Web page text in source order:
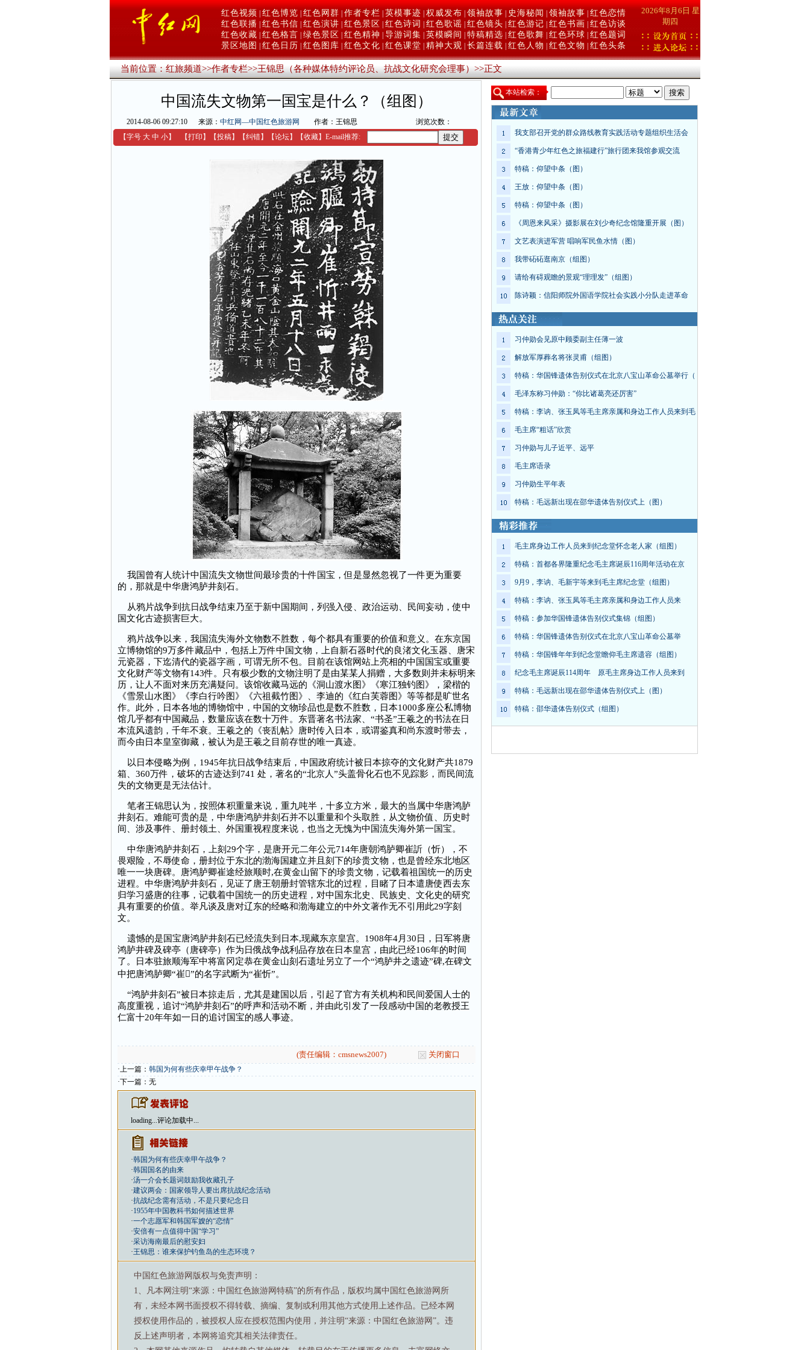
红色视频 红色博览 红色网群 作者专栏 英模事迹 权威发布 领袖故事 史海秘闻 领袖故事 红色恋情
红色联播 红色书信 红色演讲 红色景区 红色诗词 红色歌谣 红色镜头 红色游记 红色书画
红色访谈
红色收藏 红色格言 绿色景区 红色精神 导游词集 英模瞬间 特稿精选 红色歌舞 红色环球 红色题词
景区地图
红色日历 红色图库 红色文化 红色课堂 精神大观 长篇连载 红色人物 红色文物 红色头条
2026年8月6日 星
期四
当前位置：红旅频道>>作者专栏>>王锦思（各种媒体特约评论员、抗战文化研究会理事）>>正文
中国流失文物第一国宝是什么？（组图）
2014-08-06 09:27:10 来源： 中红网—中国红色旅游网 作者：王锦思
浏览次数：
【字号 大 中 小】 【打印 】 【投稿】 【纠错】 【论坛】 【收藏】 E-mail推荐:
我国曾有人统计中国流失文物世间最珍贵的十件国宝，但是显然忽视了一件更为重要
的，那就是中华唐鸿胪井刻石。
从鸦片战争到抗日战争结束乃至于新中国期间，列强入侵、政治运动、民间妄动，使中
国文化古迹损害巨大。
鸦片战争以来，我国流失海外文物数不胜数，每个都具有重要的价值和意义。在东京国
立博物馆的9万多件藏品中，包括上万件中国文物，上自新石器时代的良渚文化玉器、唐宋
元瓷器，下迄清代的瓷器字画，可谓无所不包。目前在该馆网站上亮相的中国国宝或重要
文化财产等文物有143件。只有极少数的文物注明了是由某某人捐赠，大多数则并未标明来
历，让人不面对来历充满疑问。该馆收藏马远的《洞山渡水图》《寒江独钓图》，梁楷的
《雪景山水图》《李白行吟图》《六祖截竹图》、李迪的《红白芙蓉图》等等都是旷世名
作。此外，日本各地的博物馆中，中国的文物珍品也是数不胜数，日本1000多座公私博物
馆几乎都有中国藏品，数量应该在数十万件。东晋著名书法家、“书圣”王羲之的书法在日
本流风遗韵，千年不衰。王羲之的《丧乱帖》唐时传入日本，或谓鉴真和尚东渡时带去，
而今由日本皇室御藏，被认为是王羲之目前存世的唯一真迹。
以日本侵略为例，1945年抗日战争结束后，中国政府统计被日本掠夺的文化财产共1879
箱、360万件，破坏的古迹达到741 处，著名的“北京人”头盖骨化石也不见踪影，而民间流
失的文物更是无法估计。
笔者王锦思认为，按照体积重量来说，重九吨半，十多立方米，最大的当属中华唐鸿胪
井刻石。难能可贵的是，中华唐鸿胪井刻石并不以重量和个头取胜，从文物价值、历史时
间、涉及事件、册封领土、外国重视程度来说，也当之无愧为中国流失海外第一国宝。
中华唐鸿胪井刻石，上刻29个字，是唐开元二年公元714年唐朝鸿胪卿崔訢（忻），不
畏艰险，不辱使命，册封位于东北的渤海国建立并且刻下的珍贵文物，也是曾经东北地区
唯一一块唐碑。唐鸿胪卿崔途经旅顺时,在黄金山留下的珍贵文物，记载着祖国统一的历史
进程。中华唐鸿胪井刻石，见证了唐王朝册封管辖东北的过程，目睹了日本遣唐使西去东
归学习盛唐的往事，记载着中国统一的历史进程，对中国东北史、民族史、文化史的研究
具有重要的价值。举凡谈及唐对辽东的经略和渤海建立的中外文著作无不引用此29字刻
文。
遗憾的是国宝唐鸿胪井刻石已经流失到日本,现藏东京皇宫。1908年4月30日，日军将唐
鸿胪井碑及碑亭（唐碑亭）作为日俄战争战利品存放在日本皇宫，由此已经106年的时间
了。‍日本驻旅顺海军中将富冈定恭在黄金山刻石遗址另立了一个“鸿胪井之遗迹”碑,在碑文
中把唐鸿胪卿“崔”的名字武断为“崔忻”。
“鸿胪井刻石”被日本掠走后，尤其是建国以后，引起了官方有关机构和民间爱国人士的
高度重视，追讨“鸿胪井刻石”的呼声和活动不断，并由此引发了一段感动中国的老教授王
仁富十20年年如一日的追讨国宝的感人事迹。
(责任编辑：cmsnews2007) 关闭窗口
·上一篇： 韩国为何有些庆幸甲午战争？
·下一篇：无
loading...评论加载中...
·韩国为何有些庆幸甲午战争？
·韩国国名的由来
·汤一介会长题词鼓励我收藏孔子
·建议两会：国家领导人要出席抗战纪念活动
·抗战纪念需有活动，不是只要纪念日
·1955年中国教科书如何描述世界
·一个志愿军和韩国军嫂的“恋情”
·安倍有一点值得中国“学习”
·采访海南最后的慰安妇
·王锦思：谁来保护钓鱼岛的生态环境？
中国红色旅游网版权与免责声明：
1、凡本网注明“来源：中国红色旅游网特稿”的所有作品，版权均属中国红色旅游网所
有，未经本网书面授权不得转载、摘编、复制或利用其他方式使用上述作品。已经本网
授权使用作品的，被授权人应在授权范围内使用，并注明“来源：中国红色旅游网”。违
反上述声明者，本网将追究其相关法律责任。
本站检索：
我支部召开党的群众路线教育实践活动专题组织生活会
“香港青少年红色之旅福建行”旅行团来我馆参观交流
特稿：仰望中条（图）
王放：仰望中条（图）
特稿：仰望中条（图）
《周恩来风采》摄影展在刘少奇纪念馆隆重开展（图）
文艺表演进军营 唱响军民鱼水情（图）
我带砳砳逛南京（组图）
请给有碍观瞻的景观“理理发”（组图）
陈诗颖：信阳师院外国语学院社会实践小分队走进革命
习仲勋会见原中顾委副主任薄一波
解放军厚葬名将张灵甫（组图）
特稿：华国锋遗体告别仪式在北京八宝山革命公墓举行（
毛泽东称习仲勋：“你比诸葛亮还厉害”
特稿：李讷、张玉凤等毛主席亲属和身边工作人员来到毛
毛主席“粗话”欣赏
习仲勋与儿子近平、远平
毛主席语录
习仲勋生平年表
特稿：毛远新出现在邵华遗体告别仪式上（图）
毛主席身边工作人员来到纪念堂怀念老人家（组图）
特稿：首都各界隆重纪念毛主席诞辰116周年活动在京
9月9，李讷、毛新宇等来到毛主席纪念堂（组图）
特稿：李讷、张玉凤等毛主席亲属和身边工作人员来
特稿：参加华国锋遗体告别仪式集锦（组图）
特稿：华国锋遗体告别仪式在北京八宝山革命公墓举
特稿：华国锋年年到纪念堂瞻仰毛主席遗容（组图）
纪念毛主席诞辰114周年 原毛主席身边工作人员来到
特稿：毛远新出现在邵华遗体告别仪式上（图）
特稿：邵华遗体告别仪式（组图）